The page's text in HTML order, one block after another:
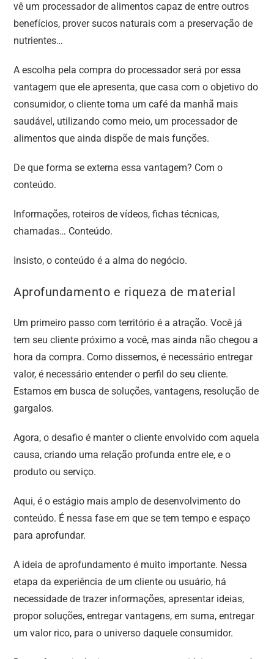
vê um processador de alimentos capaz de entre outros
benefícios, prover sucos naturais com a preservação de
nutrientes…
A escolha pela compra do processador será por essa
vantagem que ele apresenta, que casa com o objetivo do
consumidor, o cliente toma um café da manhã mais
saudável, utilizando como meio, um processador de
alimentos que ainda dispõe de mais funções.
De que forma se externa essa vantagem? Com o
conteúdo.
Informações, roteiros de vídeos, fichas técnicas,
chamadas… Conteúdo.
Insisto, o conteúdo é a alma do negócio.
Aprofundamento e riqueza de material
Um primeiro passo com território é a atração. Você já
tem seu cliente próximo a você, mas ainda não chegou a
hora da compra. Como dissemos, é necessário entregar
valor, é necessário entender o perfil do seu cliente.
Estamos em busca de soluções, vantagens, resolução de
gargalos.
Agora, o desafio é manter o cliente envolvido com aquela
causa, criando uma relação profunda entre ele, e o
produto ou serviço.
Aqui, é o estágio mais amplo de desenvolvimento do
conteúdo. É nessa fase em que se tem tempo e espaço
para aprofundar.
A ideia de aprofundamento é muito importante. Nessa
etapa da experiência de um cliente ou usuário, há
necessidade de trazer informações, apresentar ideias,
propor soluções, entregar vantagens, em suma, entregar
um valor rico, para o universo daquele consumidor.